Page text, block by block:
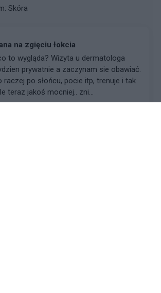
Skóra
na zgięciu łokcia
to wygląda? Wizyta u dermatologa
prywatnie a zaczynam sie obawiać.
raczej po słońcu, pocie itp, trenuje i tak
teraz jakoś mocniej.. zni...